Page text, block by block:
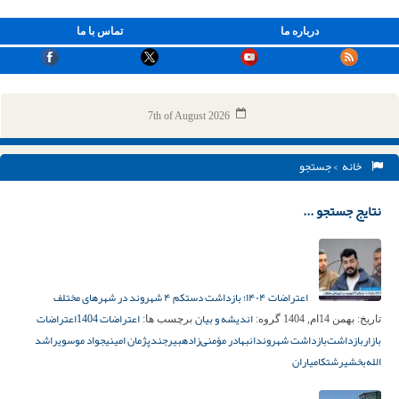
تماس با ما درباره ما
7th of August 2026
خانه > جستجو
نتایج جستجو ...
اعتراضات ۱۴۰۴؛ بازداشت دستکم ۴ شهروند در شهرهای مختلف
تاریخ: بهمن 14ام, 1404 گروه: اندیشه و بیان برچسب ها: اعتراضات 1404
اعتراضات
بازاربازداشت‌بازداشت شهروندانبهادر مؤمنی‌زادهبیرجندپژمان امینیجواد موسویراشد
الله‌بخشیرشتکامیاران